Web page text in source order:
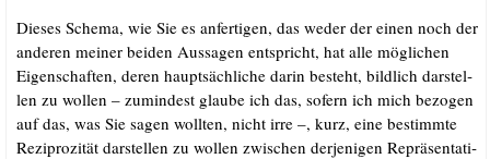
Die­ses Sche­ma, wie Sie es anfer­ti­gen, das weder der einen noch der
ande­ren mei­ner bei­den Aus­sa­gen ent­spricht, hat alle mög­li­chen
Eigen­schaf­ten, deren haupt­säch­li­che dar­in besteht, bild­lich dar­stel­
len zu wol­len – zumin­dest glau­be ich das, sofern ich mich bezo­gen
auf das, was Sie sagen woll­ten, nicht irre –, kurz, eine bestimm­te
Rezi­pro­zi­tät dar­stel­len zu wol­len zwi­schen der­je­ni­gen Reprä­sen­ta­ti­